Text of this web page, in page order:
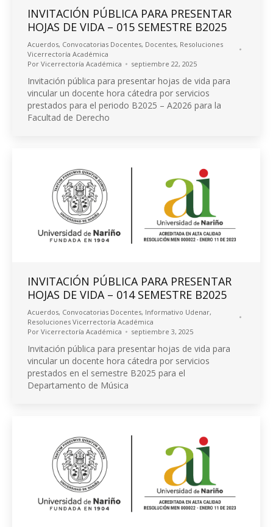
INVITACIÓN PÚBLICA PARA PRESENTAR
HOJAS DE VIDA – 015 SEMESTRE B2025
Acuerdos, Convocatorias Docentes, Docentes, Resoluciones
Vicerrectoría Académica
Por Vicerrectoría Académica septiembre 22, 2025
Invitación pública para presentar hojas de vida para
vincular un docente hora cátedra por servicios
prestados para el periodo B2025 – A2026 para la
Facultad de Derecho
INVITACIÓN PÚBLICA PARA PRESENTAR
HOJAS DE VIDA – 014 SEMESTRE B2025
Acuerdos, Convocatorias Docentes, Informativo Udenar,
Resoluciones Vicerrectoría Académica
Por Vicerrectoría Académica septiembre 3, 2025
Invitación pública para presentar hojas de vida para
vincular un docente hora cátedra por servicios
prestados en el semestre B2025 para el
Departamento de Música